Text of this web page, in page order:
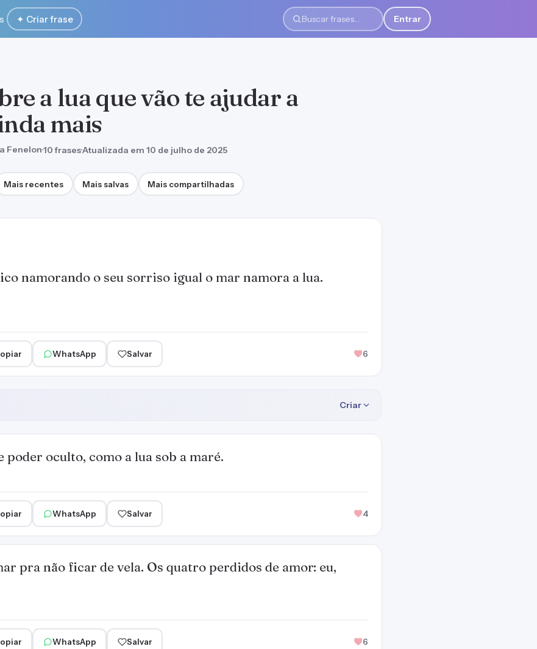
✦ Criar frase
Buscar frases
Entrar
a lua que vão te ajudar a
mais
Fenelon·10 frases·Atualizada em 10 de julho de 2025
Mais recentes Mais salvas Mais compartilhadas
namorando o seu sorriso igual o mar namora a lua.
WhatsApp Salvar 6
Criar
poder oculto, como a lua sob a maré.
WhatsApp Salvar 4
pra não ficar de vela. Os quatro perdidos de amor: eu,
WhatsApp Salvar 6